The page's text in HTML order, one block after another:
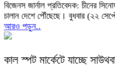
বিজেনস জার্নাল প্রতিবেদক: চীনের
চালান দেশে পৌঁছেছে। বুধবার (২২
আরও পড়ুন..
কাল স্পট মার্কেটে যাচ্ছে